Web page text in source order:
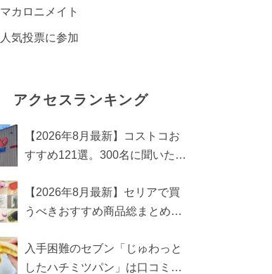
マカロニメイト
人気投票に参加
アクセスランキング
【2026年8月最新】コストコお
すすめ121選。300名に聞いた買
め商品も
【2026年8月最新】セリアで買
うべきおすすめ商品総まとめ。
入手困難のセブン「じゅわっと
したハチミツパン」は口コミ通